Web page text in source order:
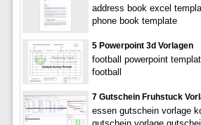
address book excel
phone book template
5 Powerpoint 3d Vorlagen
football powerpoint
football
7 Gutschein Fruhstuck
essen gutschein vorlage